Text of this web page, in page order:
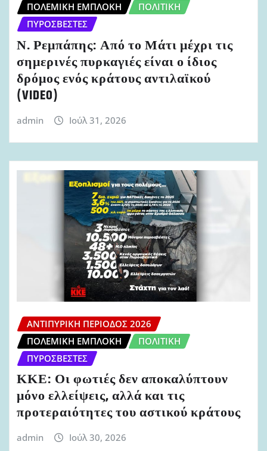
ΠΟΛΕΜΙΚΉ ΕΜΠΛΟΚΉ
ΠΟΛΙΤΙΚΉ
ΠΥΡΟΣΒΈΣΤΕΣ
Ν. Ρεμπάπης: Από το Μάτι μέχρι τις
σημερινές πυρκαγιές είναι ο ίδιος
δρόμος ενός κράτους αντιλαϊκού
(VIDEO)
admin Ιούλ 31, 2026
ΑΝΤΙΠΥΡΙΚΉ ΠΕΡΊΟΔΟΣ 2026
ΠΟΛΕΜΙΚΉ ΕΜΠΛΟΚΉ
ΠΟΛΙΤΙΚΉ
ΠΥΡΟΣΒΈΣΤΕΣ
ΚΚΕ: Οι φωτιές δεν αποκαλύπτουν
μόνο ελλείψεις, αλλά και τις
προτεραιότητες του αστικού κράτους
admin Ιούλ 30, 2026